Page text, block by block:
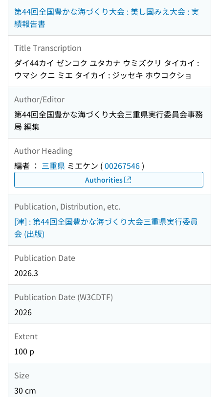
第44回全国豊かな海づくり大会 : 美し国みえ大会 : 実
績報告書
Title Transcription
ダイ44カイ ゼンコク ユタカナ ウミズクリ タイカイ :
ウマシ クニ ミエ タイカイ : ジッセキ ホウコクショ
Author/Editor
第44回全国豊かな海づくり大会三重県実行委員会事務
局 編集
Author Heading
編者 ： 三重県 ミエケン (00267546)
Authorities
Publication, Distribution, etc.
[津] : 第44回全国豊かな海づくり大会三重県実行委員
会 (出版)
Publication Date
2026.3
Publication Date (W3CDTF)
2026
Extent
100 p
Size
30 cm